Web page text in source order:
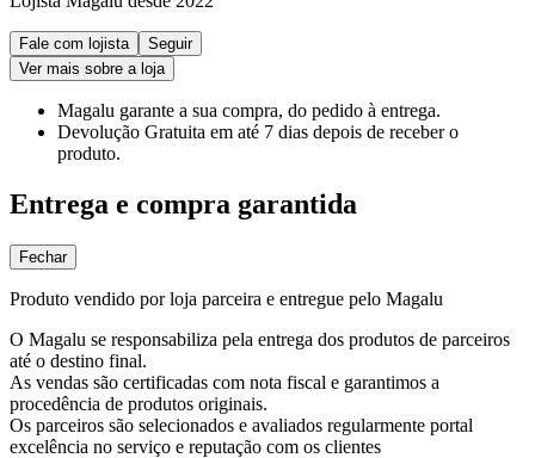
Fale com lojista
Seguir
Ver mais sobre a loja
Magalu garante a sua compra, do pedido à entrega.
Devolução Gratuita em até 7 dias depois de receber o
produto.
Entrega e compra garantida
Fechar
Produto vendido por loja parceira e entregue pelo Magalu
O Magalu se responsabiliza pela entrega dos produtos de parceiros
até o destino final.
As vendas são certificadas com nota fiscal e garantimos a
procedência de produtos originais.
Os parceiros são selecionados e avaliados regularmente portal
excelência no serviço e reputação com os clientes